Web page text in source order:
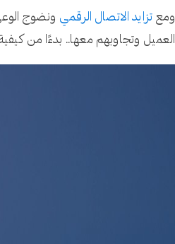
ومع تزايد الاتصال الرقمي ونضوج
العميل وتجاوبهم معها.. بدءًا من